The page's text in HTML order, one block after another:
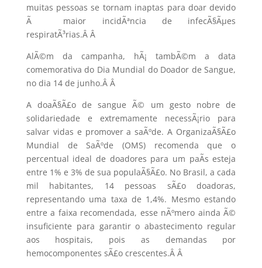
muitas pessoas se tornam inaptas para doar devido
Ã maior incidÃªncia de infecÃ§Ãµes
respiratÃ³rias.Â Â
AlÃ©m da campanha, hÃ¡ tambÃ©m a data
comemorativa do Dia Mundial do Doador de Sangue,
no dia 14 de junho.Â Â
A doaÃ§Ã£o de sangue Ã© um gesto nobre de
solidariedade e extremamente necessÃ¡rio para
salvar vidas e promover a saÃºde. A OrganizaÃ§Ã£o
Mundial de SaÃºde (OMS) recomenda que o
percentual ideal de doadores para um paÃ­s esteja
entre 1% e 3% de sua populaÃ§Ã£o. No Brasil, a cada
mil habitantes, 14 pessoas sÃ£o doadoras,
representando uma taxa de 1,4%. Mesmo estando
entre a faixa recomendada, esse nÃºmero ainda Ã©
insuficiente para garantir o abastecimento regular
aos hospitais, pois as demandas por
hemocomponentes sÃ£o crescentes.Â Â